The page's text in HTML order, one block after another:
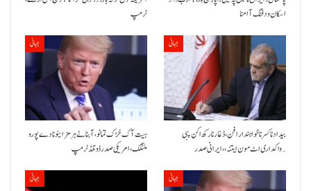
ٹرمپ
اسکان ودفنگ آ امنا
جہانی
ہیت آک خڑک تمانو، آبنائے ہرمز اینو نا دے پورو
ملنگک،امریکی صدر ڈونلڈ ٹرمپ
جہانی
بیداد نا کسر نا خواہندار افن، ڈغار نا رکھ اکن پبی
واکداری اٹ مون ایتنہ، ، ایرانی صدر…
جہانی جہانی